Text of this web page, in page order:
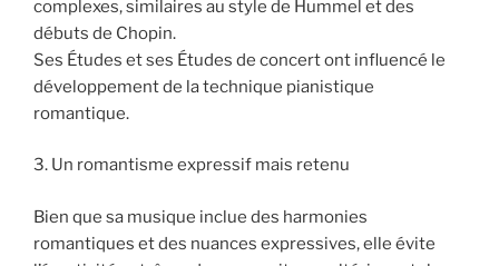
complexes, similaires au style de Hummel et des
débuts de Chopin.
Ses Études et ses Études de concert ont influencé le
développement de la technique pianistique
romantique.
3. Un romantisme expressif mais retenu
Bien que sa musique inclue des harmonies
romantiques et des nuances expressives, elle évite